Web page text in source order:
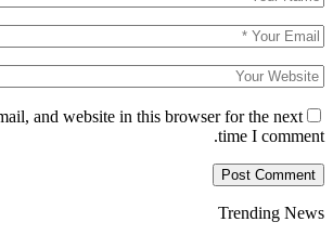
and website in this browser for the next
time I comment.
Trending News